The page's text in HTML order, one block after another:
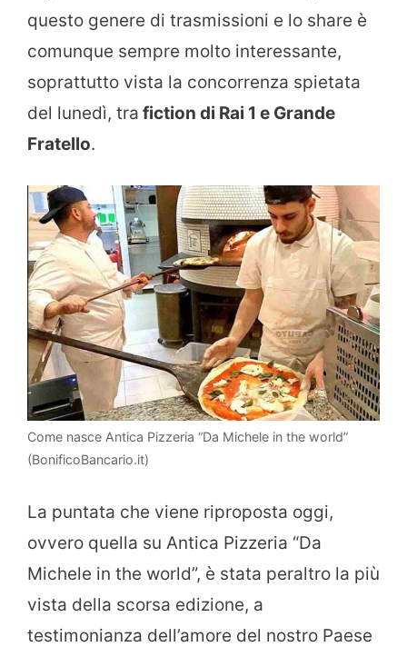
questo genere di trasmissioni e lo share è
comunque sempre molto interessante,
soprattutto vista la concorrenza spietata
del lunedì, tra fiction di Rai 1 e Grande
Fratello.
Come nasce Antica Pizzeria “Da Michele in the world”
(BonificoBancario.it)
La puntata che viene riproposta oggi,
ovvero quella su Antica Pizzeria “Da
Michele in the world”, è stata peraltro la più
vista della scorsa edizione, a
testimonianza dell’amore del nostro Paese